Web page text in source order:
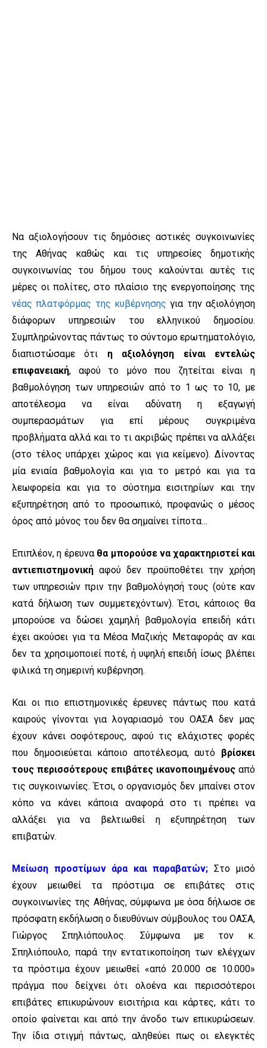
Να αξιολογήσουν τις δημόσιες αστικές συγκοινωνίες
της Αθήνας καθώς και τις υπηρεσίες δημοτικής
συγκοινωνίας του δήμου τους καλούνται αυτές τις
μέρες οι πολίτες, στο πλαίσιο της ενεργοποίησης της
νέας πλατφόρμας της κυβέρνησης για την αξιολόγηση
διάφορων υπηρεσιών του ελληνικού δημοσίου.
Συμπληρώνοντας πάντως το σύντομο ερωτηματολόγιο,
διαπιστώσαμε ότι η αξιολόγηση είναι εντελώς
επιφανειακή, αφού το μόνο που ζητείται είναι η
βαθμολόγηση των υπηρεσιών από το 1 ως το 10, με
αποτέλεσμα να είναι αδύνατη η εξαγωγή
συμπερασμάτων για επί μέρους συγκριμένα
προβλήματα αλλά και το τι ακριβώς πρέπει να αλλάξει
(στο τέλος υπάρχει χώρος και για κείμενο). Δίνοντας
μία ενιαία βαθμολογία και για το μετρό και για τα
λεωφορεία και για το σύστημα εισιτηρίων και την
εξυπηρέτηση από το προσωπικό, προφανώς ο μέσος
όρος από μόνος του δεν θα σημαίνει τίποτα…
Επιπλέον, η έρευνα θα μπορούσε να χαρακτηριστεί και
αντιεπιστημονικήαφού δεν προϋποθέτει την χρήση
των υπηρεσιών πριν την βαθμολόγησή τους (ούτε καν
κατά δήλωση των συμμετεχόντων). Έτσι, κάποιος θα
μπορούσε να δώσει χαμηλή βαθμολογία επειδή κάτι
έχει ακούσει για τα Μέσα Μαζικής Μεταφοράς αν και
δεν τα χρησιμοποιεί ποτέ, ή υψηλή επειδή ίσως βλέπει
φιλικά τη σημερινή κυβέρνηση.
Και οι πιο επιστημονικές έρευνες πάντως που κατά
καιρούς γίνονται για λογαριασμό του ΟΑΣΑ δεν μας
έχουν κάνει σοφότερους, αφού τις ελάχιστες φορές
που δημοσιεύεται κάποιο αποτέλεσμα, αυτό βρίσκει
τους περισσότερους επιβάτες ικανοποιημένους από
τις συγκοινωνίες. Έτσι, ο οργανισμός δεν μπαίνει στον
κόπο να κάνει κάποια αναφορά στο τι πρέπει να
αλλάξει για να βελτιωθεί η εξυπηρέτηση των
επιβατών.
Μείωση προστίμων άρα και παραβατών; Στο μισό
έχουν μειωθεί τα πρόστιμα σε επιβάτες στις
συγκοινωνίες της Αθήνας, σύμφωνα με όσα δήλωσε σε
πρόσφατη εκδήλωση ο διευθύνων σύμβουλος του ΟΑΣΑ,
Γιώργος Σπηλιόπουλος. Σύμφωνα με τον κ.
Σπηλιόπουλο, παρά την εντατικοποίηση των ελέγχων
τα πρόστιμα έχουν μειωθεί «από 20.000 σε 10.000»
πράγμα που δείχνει ότι ολοένα και περισσότεροι
επιβάτες επικυρώνουν εισιτήρια και κάρτες, κάτι το
οποίο φαίνεται και από την άνοδο των επικυρώσεων.
Την ίδια στιγμή πάντως, αληθεύει πως οι ελεγκτές